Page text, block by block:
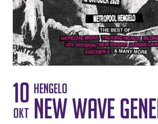
10
okt
Hengelo
New Wave